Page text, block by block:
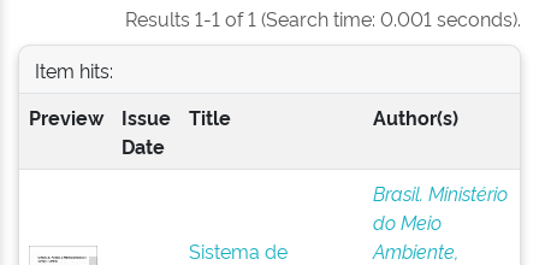
Results 1-1 of 1 (Search time: 0.001 seconds).
Item hits:
Preview
Issue
Date
Title Author(s)
Sistema de
Brasil. Ministério
do Meio
Ambiente,